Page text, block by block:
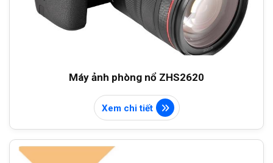
Máy ảnh phòng nổ ZHS2620
Xem chi tiết